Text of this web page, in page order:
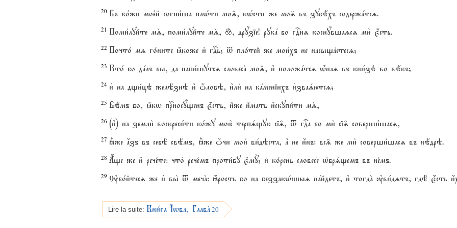
20 Въ ко1жи мое1й согни1ша плHти мо‰, кHсти же мо‰ въ зубёхъ содержaтсz.
21 Поми1луйте мS, поми1луйте мS, q, дрyзіе! рукa бо гDнz коснyвшаzсz ми2 є4сть.
22 Почто1 мz го1ните ћкоже и3 гDь; t пло1тей же мои1хъ не насыщaетесz;
23 Кто1 бо дaлъ бы, да напи1шутсz словесA мо‰, и3 положaтсz њ1наz въ кни1зэ во вёкъ;
24 и3 на дщи1цэ желёзнэ и3 џловэ, и3ли2 на кaменіихъ и3зваsютсz;
25 Вёмъ бо, ћкw пrносyщенъ є4сть, и4же и4мать и3скупи1ти мS,
26 (и3) на земли2 воскреси1ти ко1жу мою2 терпsщую сі‰, t гDа бо ми2 сі‰ соверши1шасz,
27 ±же ѓзъ въ себЁ свёмъ, ±же џчи мои2 ви1дэста, ґ не и4нъ: вс‰ же ми2 соверши1шасz въ нёдрэ.
28 Ѓще же и3 рече1те: что2 рече1мъ проти1ву є3мY; и3 ко1рень словесе2 њбрsщемъ въ не1мъ.
29 Ўбо1йтесz же и3 вы2 t мечA: ћрость бо на беззакHнныz нaйдетъ, и3 тогдA ўви1дzтъ, гдЁ є4сть
Lire la suite: Кни1га І4wва, ГлавA20